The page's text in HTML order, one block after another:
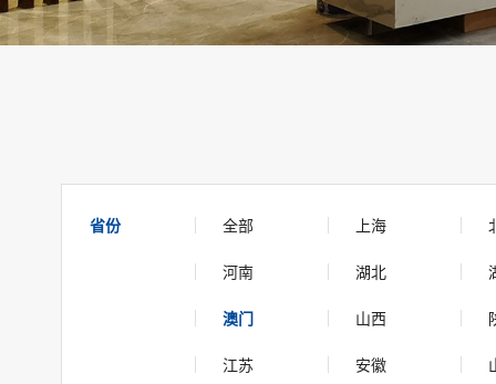
省份 全部 上海
河南 湖北
澳门 山西
江苏 安徽